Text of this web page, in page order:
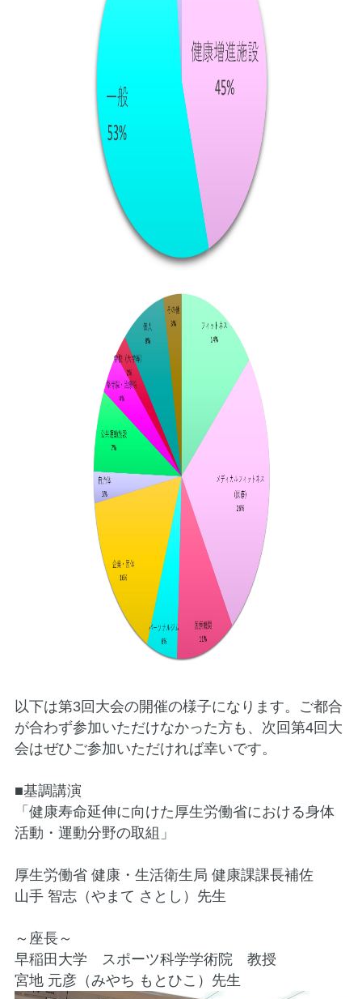
以下は第3回大会の開催の様子になります。ご都合
が合わず参加いただけなかった方も、次回第4回大
会はぜひご参加いただければ幸いです。
■基調講演
「健康寿命延伸に向けた厚生労働省における身体
活動・運動分野の取組」
厚生労働省 健康・生活衛生局 健康課課長補佐
山手 智志（やまて さとし）先生
～座長～
早稲田大学 スポーツ科学学術院 教授
宮地 元彦（みやち もとひこ）先生